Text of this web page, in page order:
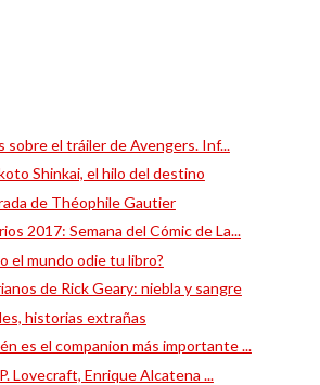
sobre el tráiler de Avengers. Inf...
Shinkai, el hilo del destino
de Théophile Gautier
2017: Semana del Cómic de La...
el mundo odie tu libro?
de Rick Geary: niebla y sangre
historias extrañas
es el companion más importante ...
Lovecraft, Enrique Alcatena ...